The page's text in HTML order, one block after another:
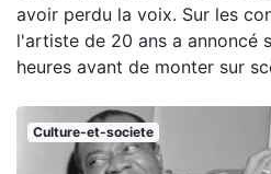
avoir perdu la voix. Sur les
l'artiste de 20 ans a annoncé
heures avant de monter sur
Culture-et-societe